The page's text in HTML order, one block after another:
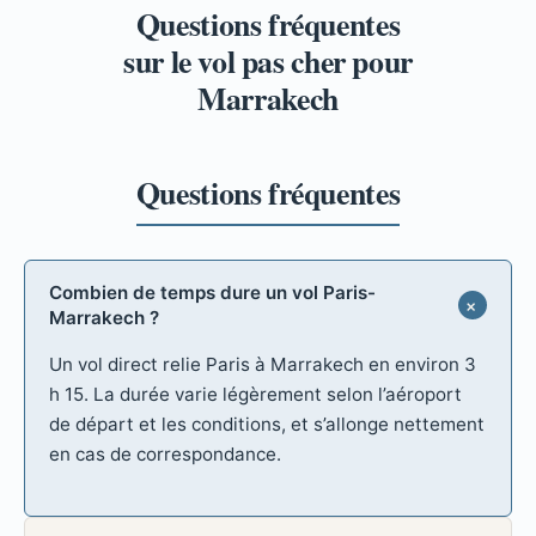
Questions fréquentes
sur le vol pas cher pour
Marrakech
Combien de temps dure un vol Paris-
Marrakech ?
Un vol direct relie Paris à Marrakech en environ 3
h 15. La durée varie légèrement selon l’aéroport
de départ et les conditions, et s’allonge nettement
en cas de correspondance.